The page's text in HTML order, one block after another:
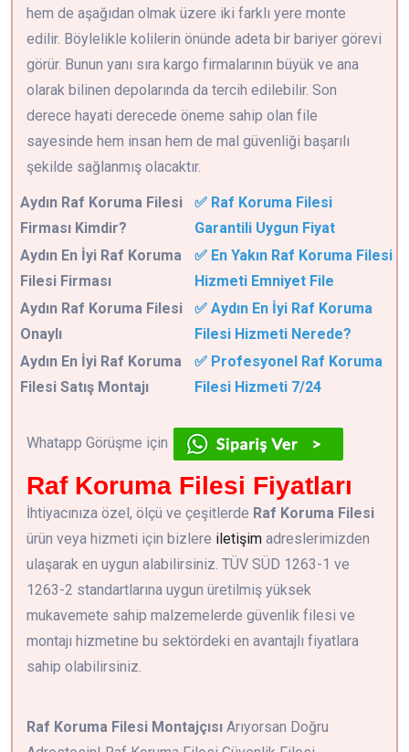
hem de aşağıdan olmak üzere iki farklı yere monte
edilir. Böylelikle kolilerin önünde adeta bir bariyer görevi
görür. Bunun yanı sıra kargo firmalarının büyük ve ana
olarak bilinen depolarında da tercih edilebilir. Son
derece hayati derecede öneme sahip olan file
sayesinde hem insan hem de mal güvenliği başarılı
şekilde sağlanmış olacaktır.
Aydın Raf Koruma Filesi
Firması Kimdir?
✅ Raf Koruma Filesi
Garantili Uygun Fiyat
Aydın En İyi Raf Koruma
Filesi Firması
✅ En Yakın Raf Koruma Filesi
Hizmeti Emniyet File
Aydın Raf Koruma Filesi
Onaylı
✅ Aydın En İyi Raf Koruma
Filesi Hizmeti Nerede?
Aydın En İyi Raf Koruma
Filesi Satış Montajı
✅ Profesyonel Raf Koruma
Filesi Hizmeti 7/24
Whatapp Görüşme için
Raf Koruma Filesi Fiyatları
İhtiyacınıza özel, ölçü ve çeşitlerde Raf Koruma Filesi
ürün veya hizmeti için bizlere iletişim adreslerimizden
ulaşarak en uygun alabilirsiniz. TÜV SÜD 1263-1 ve
1263-2 standartlarına uygun üretilmiş yüksek
mukavemete sahip malzemelerde güvenlik filesi ve
montajı hizmetine bu sektördeki en avantajlı fiyatlara
sahip olabilirsiniz.
Raf Koruma Filesi Montajçısı Arıyorsan Doğru